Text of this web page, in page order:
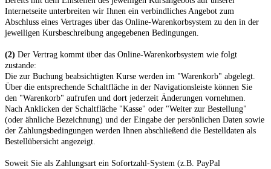
Internetseite unterbreiten wir Ihnen ein verbindliches Angebot zum
Abschluss eines Vertrages über das Online-Warenkorbsystem zu den in der
jeweiligen Kursbeschreibung angegebenen Bedingungen.
(2) Der Vertrag kommt über das Online-Warenkorbsystem wie folgt
zustande:
Die zur Buchung beabsichtigten Kurse werden im "Warenkorb" abgelegt.
Über die entsprechende Schaltfläche in der Navigationsleiste können Sie
den "Warenkorb" aufrufen und dort jederzeit Änderungen vornehmen.
Nach Anklicken der Schaltfläche "Kasse" oder "Weiter zur Bestellung"
(oder ähnliche Bezeichnung) und der Eingabe der persönlichen Daten sowie
der Zahlungsbedingungen werden Ihnen abschließend die Bestelldaten als
Bestellübersicht angezeigt.
Soweit Sie als Zahlungsart ein Sofortzahl-System (z.B. PayPal